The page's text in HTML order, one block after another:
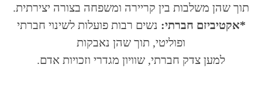
תוך שהן משלבות בין קריירה ומשפחה בצורה יצירתית.
*אקטיביזם חברתי: נשים רבות פועלות לשינוי חברתי
ופוליטי, תוך שהן נאבקות
למען צדק חברתי, שוויון מגדרי וזכויות אדם.